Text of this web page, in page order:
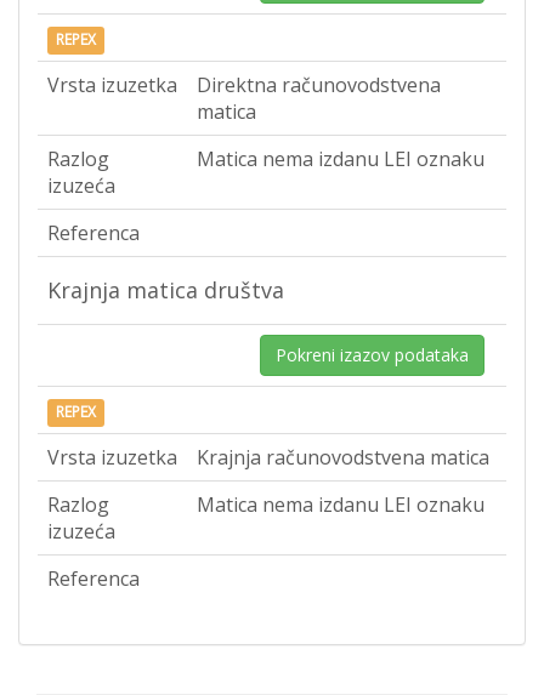
REPEX
Vrsta izuzetka
Direktna računovodstvena
matica
Razlog
izuzeća
Matica nema izdanu LEI oznaku
Referenca
Krajnja matica društva
Pokreni izazov podataka
REPEX
Vrsta izuzetka
Krajnja računovodstvena matica
Razlog
izuzeća
Matica nema izdanu LEI oznaku
Referenca